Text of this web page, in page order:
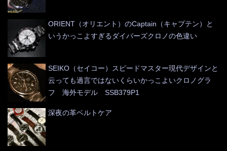
ORIENT（オリエント）のCaptain（キャプテン）と
いうかっこよすぎるダイバーズクロノの色違い
SEIKO（セイコー）スピードマスター現代デザインと
云っても過言ではないくらいかっこよいクロノグラ
フ 海外モデル SSB379P1
深夜の革ベルトケア